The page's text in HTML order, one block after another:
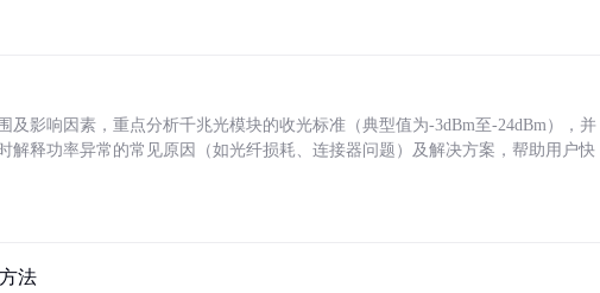
及影响因素，重点分析千兆光模块的收光标准（典型值为-3dBm至-24dBm），并
解释功率异常的常见原因（如光纤损耗、连接器问题）及解决方案，帮助用户快
法